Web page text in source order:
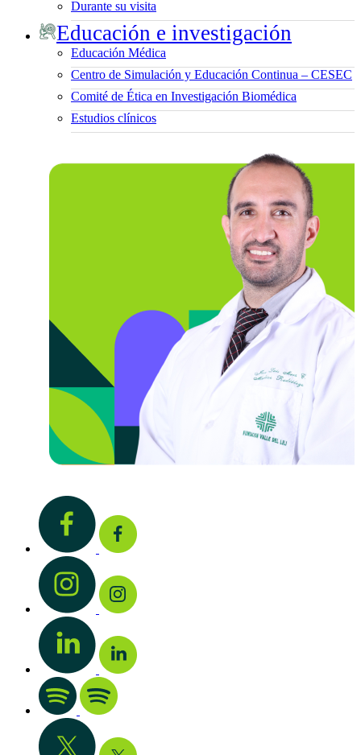
Durante su visita
Educación e investigación
Educación Médica
Centro de Simulación y Educación Continua – CESEC
Comité de Ética en Investigación Biomédica
Estudios clínicos